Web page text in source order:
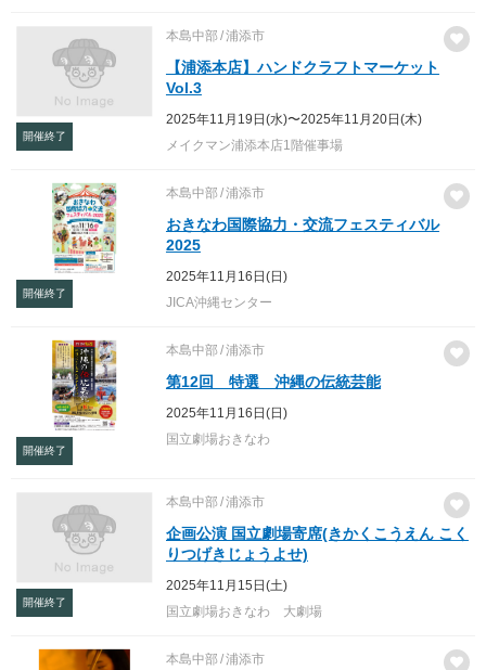
開催終了
本島中部 浦添市
【浦添本店】ハンドクラフトマーケット
Vol.3
2025年11月19日(水)〜2025年11月20日(木)
メイクマン浦添本店1階催事場
開催終了
本島中部 浦添市
おきなわ国際協力・交流フェスティバル
2025
2025年11月16日(日)
JICA沖縄センター
開催終了
本島中部 浦添市
第12回 特選 沖縄の伝統芸能
2025年11月16日(日)
国立劇場おきなわ
開催終了
本島中部 浦添市
企画公演 国立劇場寄席(きかくこうえん こく
りつげきじょうよせ)
2025年11月15日(土)
国立劇場おきなわ 大劇場
本島中部 浦添市